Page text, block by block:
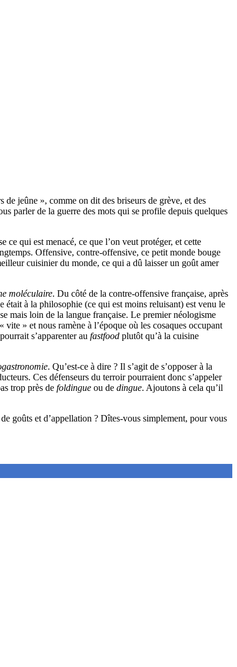
de jeûne », comme on dit des briseurs de grève, et des
parler de la guerre des mots qui se profile depuis quelques
qui est menacé, ce que l’on veut protéger, et cette
Offensive, contre-offensive, ce petit monde bouge
cuisinier du monde, ce qui a dû laisser un goût amer
moléculaire. Du côté de la contre-offensive française, après
à la philosophie (ce qui est moins reluisant) est venu le
mais loin de la langue française. Le premier néologisme
vite » et nous ramène à l’époque où les cosaques occupant
s’apparenter au fastfood plutôt qu’à la cuisine
. Qu’est-ce à dire ? Il s’agit de s’opposer à la
Ces défenseurs du terroir pourraient donc s’appeler
trop près de foldingue ou de dingue. Ajoutons à cela qu’il
goûts et d’appellation ? Dîtes-vous simplement, pour vous